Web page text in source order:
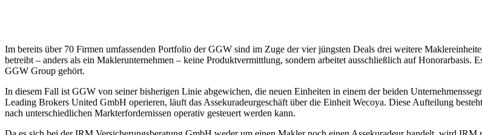
Im bereits über 70 Firmen umfassenden Portfolio der GGW sind im Zuge der vier jüngsten Deals drei weitere
betreibt – anders als ein Maklerunternehmen – keine Produktvermittlung, sondern arbeitet ausschließlich auf
GGW Group gehört.
In diesem Fall ist GGW von seiner bisherigen Linie abgewichen, die neuen Einheiten in einem der beiden
Leading Brokers United GmbH operieren, läuft das Assekuradeurgeschäft über die Einheit Wecoya. Diese Aufteilung
nach unterschiedlichen Markterfordernissen operativ gesteuert werden kann.